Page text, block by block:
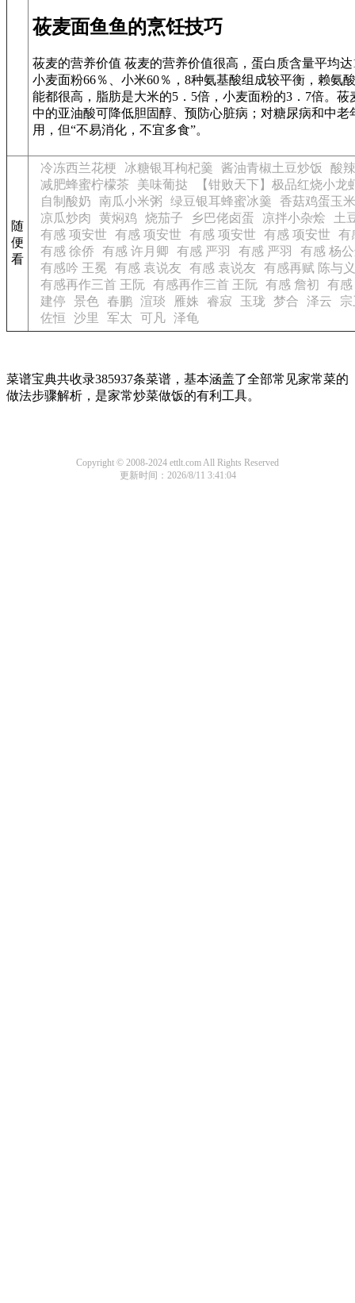
莜麦面鱼鱼的烹饪技巧
莜麦的营养价值 莜麦的营养价值很高，蛋白质含量平均
小麦面粉66％、小米60％，8种氨基酸组成较平衡，赖氨
能都很高，脂肪是大米的5．5倍，小麦面粉的3．7倍。
中的亚油酸可降低胆固醇、预防心脏病；对糖尿病和中
用，但“不易消化，不宜多食”。
随
便
看
冷冻西兰花梗 冰糖银耳枸杞羹 酱油青椒土豆炒饭
酸
减肥蜂蜜柠檬茶
美味葡挞
【钳败天下】极品红烧小龙
自制酸奶
南瓜小米粥 绿豆银耳蜂蜜冰羹
香菇鸡蛋玉
凉瓜炒肉
黄焖鸡 烧茄子 乡巴佬卤蛋 凉拌小杂烩
土
有感 项安世 有感 项安世 有感 项安世 有感 项安世 有
有感 徐侨
有感 许月卿 有感 严羽 有感 严羽
有感 杨
有感吟 王冕
有感 袁说友 有感 袁说友
有感再赋 陈与义
有感再作三首 王阮 有感再作三首 王阮 有感 詹初
有感
建停
景色 春鹏 渲琰 雁姝 睿寂 玉珑 梦合 泽云
佐恒
沙里 军太 可凡 泽龟
菜谱宝典共收录385937条菜谱，基本涵盖了全部常见家常菜的
做法步骤解析，是家常炒菜做饭的有利工具。
Copyright © 2008-2024 ettlt.com All Rights Reserved
更新时间：2026/8/11 3:41:04